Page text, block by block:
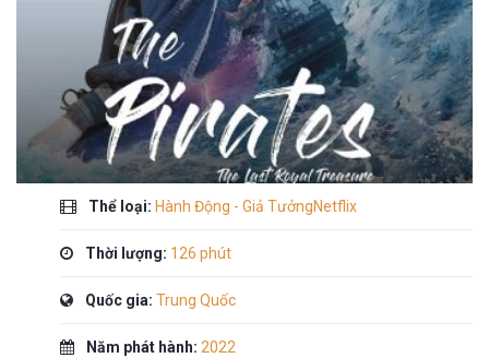
Thể loại: Hành Động - Giả TưởngNetflix
Thời lượng: 126 phút
Quốc gia: Trung Quốc
Năm phát hành: 2022